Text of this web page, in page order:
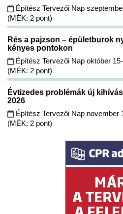
Építész Tervezői Nap
(MÉK: 2 pont)
Rés a pajzson – épületburok
kényes pontokon
Építész Tervezői Nap október
(MÉK: 2 pont)
Évtizedes problémák új
2026
Építész Tervezői Nap november
(MÉK: 2 pont)